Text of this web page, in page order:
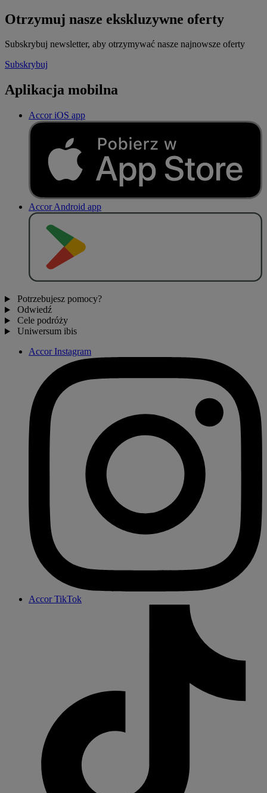
Otrzymuj nasze ekskluzywne oferty
Subskrybuj newsletter, aby otrzymywać nasze najnowsze oferty
Subskrybuj
Aplikacja mobilna
Accor iOS app
Accor Android app
Potrzebujesz pomocy?
Odwiedź
Cele podróży
Uniwersum ibis
Accor Instagram
Accor TikTok